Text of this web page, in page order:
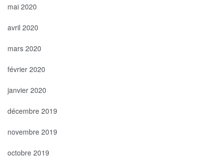
mai 2020
avril 2020
mars 2020
février 2020
janvier 2020
décembre 2019
novembre 2019
octobre 2019